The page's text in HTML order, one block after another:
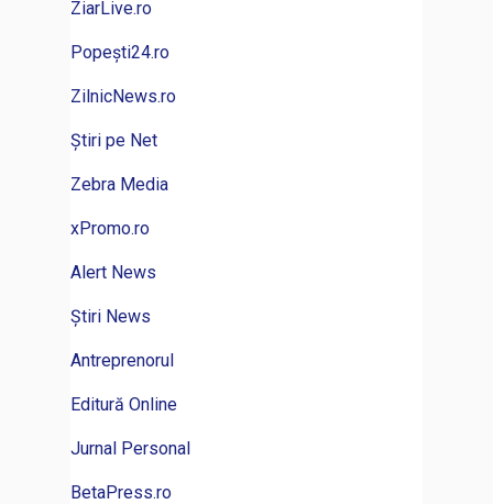
ZiarLive.ro
Popești24.ro
ZilnicNews.ro
Știri pe Net
Zebra Media
xPromo.ro
Alert News
Știri News
Antreprenorul
Editură Online
Jurnal Personal
BetaPress.ro